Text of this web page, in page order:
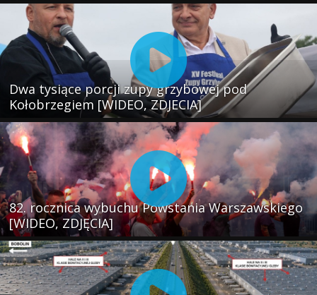
Dwa tysiące porcji zupy grzybowej pod
Kołobrzegiem [WIDEO, ZDJECIA]
82. rocznica wybuchu Powstania Warszawskiego
[WIDEO, ZDJĘCIA]